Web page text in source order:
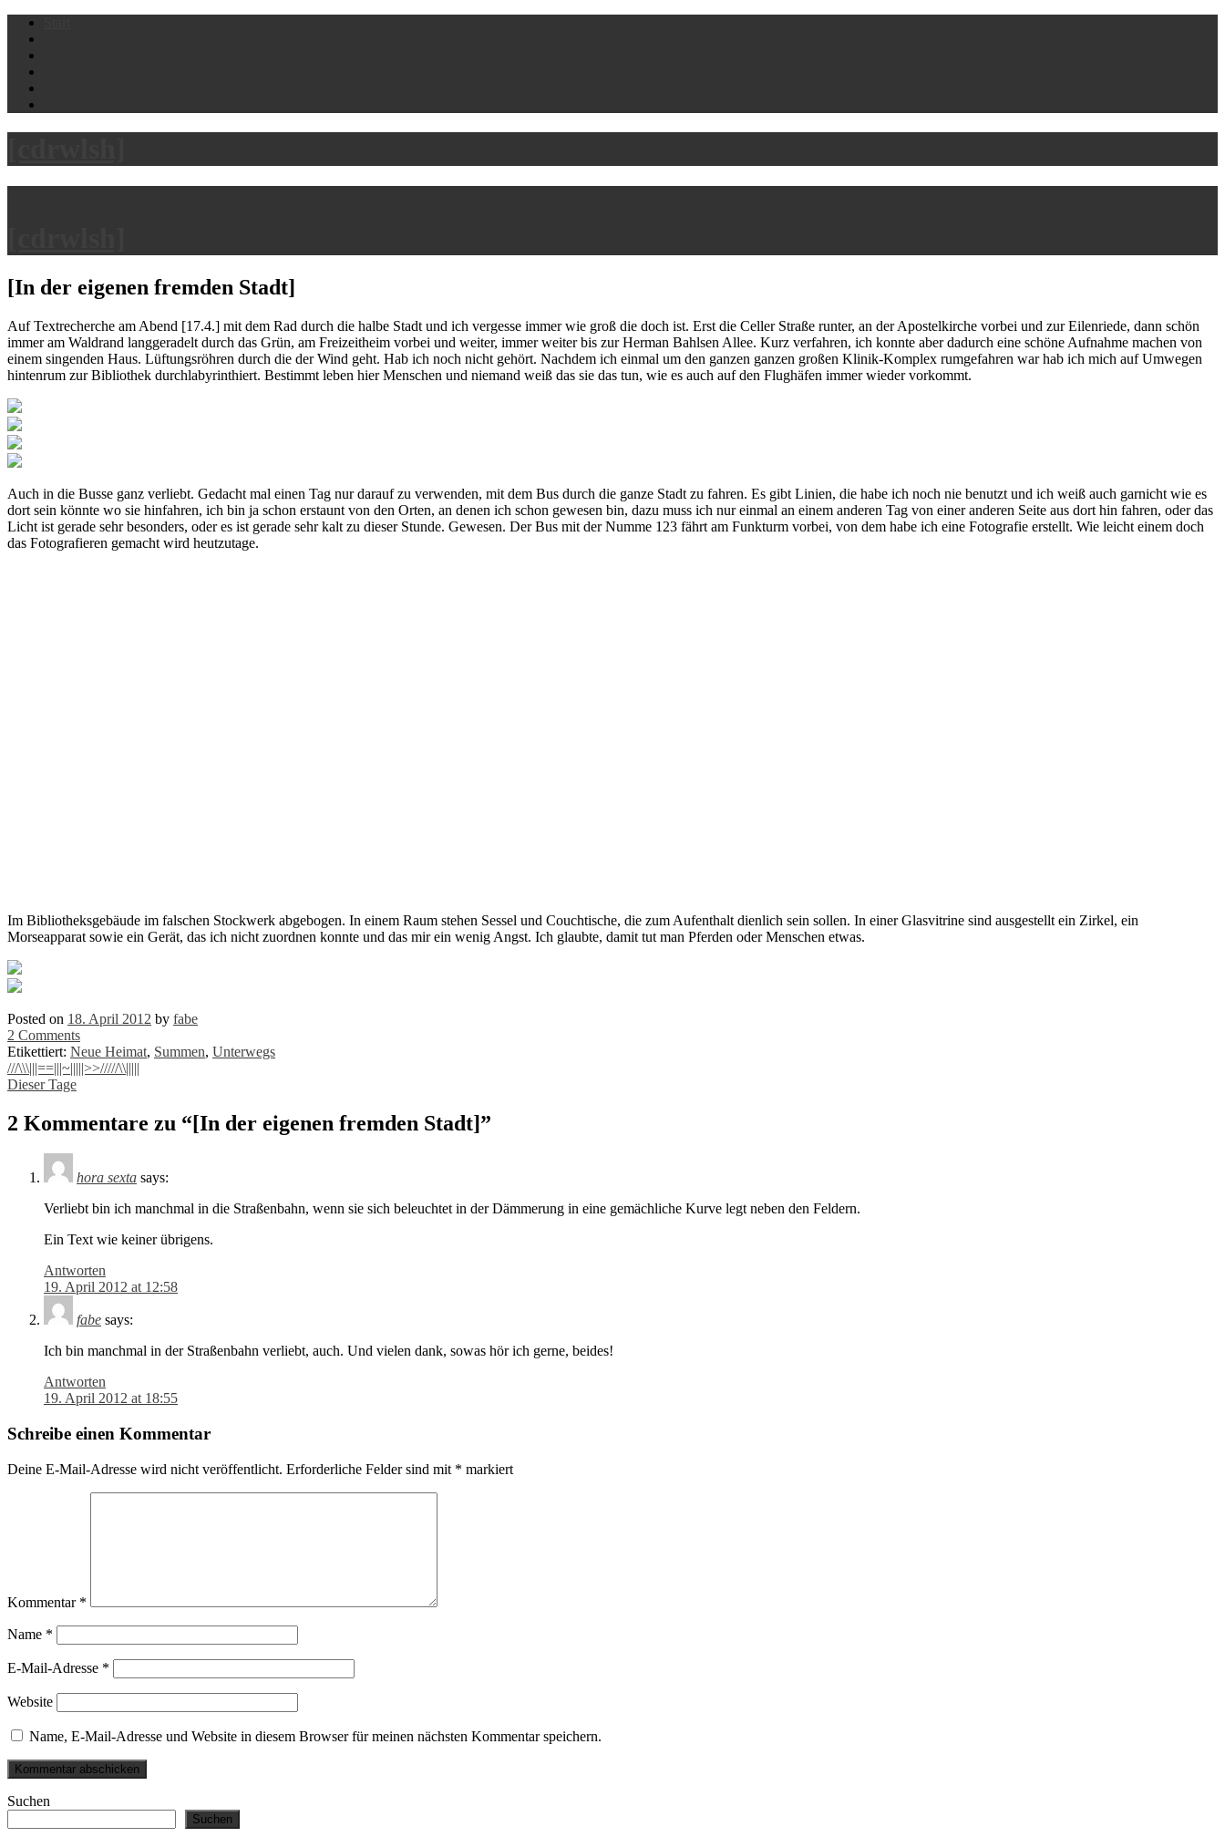
Skip
content
[In der eigenen fremden Stadt]
Auf Textrecherche am Abend [17.4.] mit dem Rad durch die halbe Stadt und ich vergesse immer wie groß die doch ist. Erst die Celler Straße runter, an der Apostelkirche vorbei und zur Eilenriede, dann schön
immer am Waldrand langgeradelt durch das Grün, am Freizeitheim vorbei und weiter, immer weiter bis zur Herman Bahlsen Allee. Kurz verfahren, ich konnte aber dadurch eine schöne Aufnahme machen von
einem singenden Haus. Lüftungsröhren durch die der Wind geht. Hab ich noch nicht gehört. Nachdem ich einmal um den ganzen ganzen großen Klinik-Komplex rumgefahren war hab ich mich auf Umwegen
hintenrum zur Bibliothek durchlabyrinthiert. Bestimmt leben hier Menschen und niemand weiß das sie das tun, wie es auch auf den Flughäfen immer wieder vorkommt.
Auch in die Busse ganz verliebt. Gedacht mal einen Tag nur darauf zu verwenden, mit dem Bus durch die ganze Stadt zu fahren. Es gibt Linien, die habe ich noch nie benutzt und ich weiß auch garnicht wie es
dort sein könnte wo sie hinfahren, ich bin ja schon erstaunt von den Orten, an denen ich schon gewesen bin, dazu muss ich nur einmal an einem anderen Tag von einer anderen Seite aus dort hin fahren, oder das
Licht ist gerade sehr besonders, oder es ist gerade sehr kalt zu dieser Stunde. Gewesen. Der Bus mit der Numme 123 fährt am Funkturm vorbei, von dem habe ich eine Fotografie erstellt. Wie leicht einem doch
das Fotografieren gemacht wird heutzutage.
Im Bibliotheksgebäude im falschen Stockwerk abgebogen. In einem Raum stehen Sessel und Couchtische, die zum Aufenthalt dienlich sein sollen. In einer Glasvitrine sind ausgestellt ein Zirkel, ein
Morseapparat sowie ein Gerät, das ich nicht zuordnen konnte und das mir ein wenig Angst. Ich glaubte, damit tut man Pferden oder Menschen etwas.
Posted on 18. April 2012 by fabe
2 Comments
Etikettiert: Neue Heimat, Summen, Unterwegs
Post
navigation
///\\\|||==|||~|||||>>/////\\|||||
Dieser Tage
2 Kommentare zu “[In der eigenen fremden Stadt]”
hora sexta says:
Verliebt bin ich manchmal in die Straßenbahn, wenn sie sich beleuchtet in der Dämmerung in eine gemächliche Kurve legt neben den Feldern.
Ein Text wie keiner übrigens.
Antworten
19. April 2012 at 12:58
fabe says:
Ich bin manchmal in der Straßenbahn verliebt, auch. Und vielen dank, sowas hör ich gerne, beides!
Antworten
19. April 2012 at 18:55
Schreibe einen Kommentar
Deine E-Mail-Adresse wird nicht veröffentlicht. Erforderliche Felder sind mit * markiert
Kommentar *
Name *
E-Mail-Adresse *
Website
Name, E-Mail-Adresse und Website in diesem Browser für meinen nächsten Kommentar speichern.
Suchen
Suchen